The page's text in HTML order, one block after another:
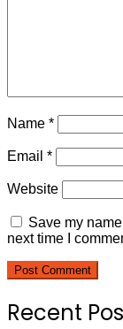
Name *
Email *
Website
Save my
next time I
Recent